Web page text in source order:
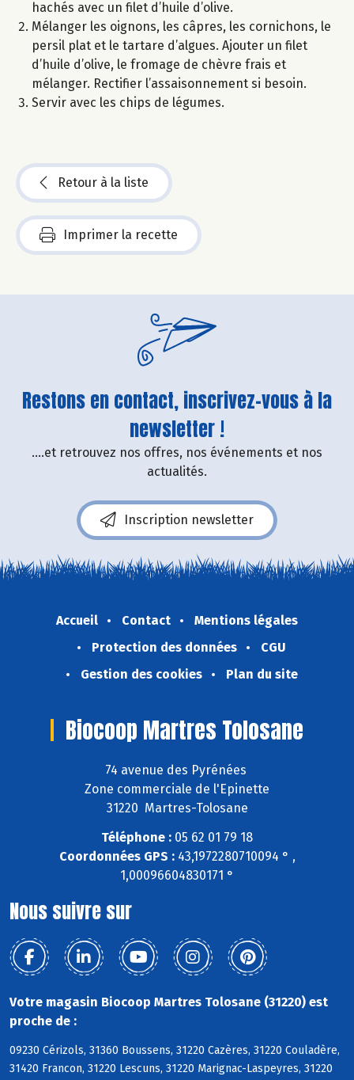
hachés avec un filet d’huile d’olive.
Mélanger les oignons, les câpres, les cornichons, le
persil plat et le tartare d’algues. Ajouter un filet
d’huile d’olive, le fromage de chèvre frais et
mélanger. Rectifier l’assaisonnement si besoin.
Servir avec les chips de légumes.
Retour à la liste
Imprimer la recette
Restons en contact, inscrivez-vous à la
newsletter !
....et retrouvez nos offres, nos événements et nos
actualités.
Inscription newsletter
Accueil Contact
Mentions légales
Protection des données
CGU
Gestion des cookies
Plan du site
Biocoop Martres Tolosane
74 avenue des Pyrénées
Zone commerciale de l'Epinette
31220 Martres-Tolosane
Téléphone : 05 62 01 79 18
Coordonnées GPS :43,1972280710094 ° ,
1,00096604830171 °
Nous suivre sur
Votre magasin Biocoop Martres Tolosane (31220) est
proche de :
09230 Cérizols, 31360 Boussens, 31220 Cazères, 31220 Couladère,
31420 Francon, 31220 Lescuns, 31220 Marignac-Laspeyres, 31220